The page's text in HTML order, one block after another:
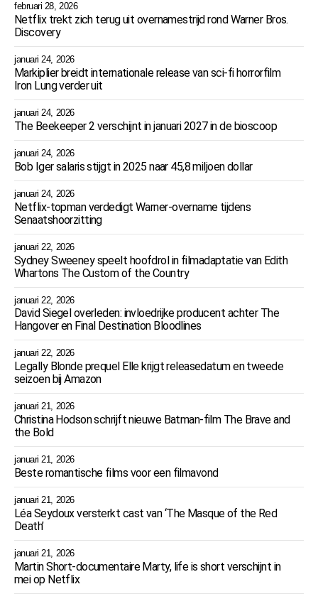
februari 28, 2026
Netflix trekt zich terug uit overnamestrijd rond Warner Bros.
Discovery
januari 24, 2026
Markiplier breidt internationale release van sci-fi horrorfilm
Iron Lung verder uit
januari 24, 2026
The Beekeeper 2 verschijnt in januari 2027 in de bioscoop
januari 24, 2026
Bob Iger salaris stijgt in 2025 naar 45,8 miljoen dollar
januari 24, 2026
Netflix-topman verdedigt Warner-overname tijdens
Senaatshoorzitting
januari 22, 2026
Sydney Sweeney speelt hoofdrol in filmadaptatie van Edith
Whartons The Custom of the Country
januari 22, 2026
David Siegel overleden: invloedrijke producent achter The
Hangover en Final Destination Bloodlines
januari 22, 2026
Legally Blonde prequel Elle krijgt releasedatum en tweede
seizoen bij Amazon
januari 21, 2026
Christina Hodson schrijft nieuwe Batman-film The Brave and
the Bold
januari 21, 2026
Beste romantische films voor een filmavond
januari 21, 2026
Léa Seydoux versterkt cast van ‘The Masque of the Red
Death’
januari 21, 2026
Martin Short-documentaire Marty, life is short verschijnt in
mei op Netflix